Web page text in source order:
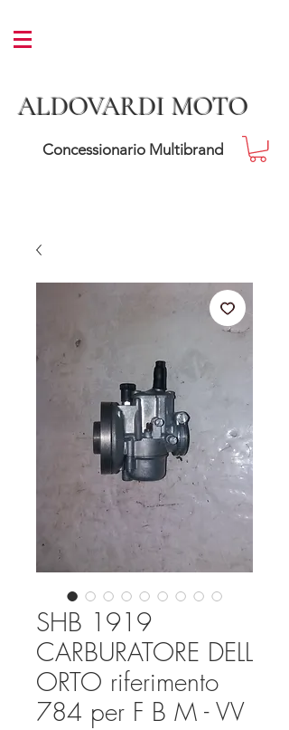
ALDOVARDI MOTO
Concessionario Multibrand
SHB 1919
CARBURATORE DELL
ORTO riferimento
784 per F B M - VV